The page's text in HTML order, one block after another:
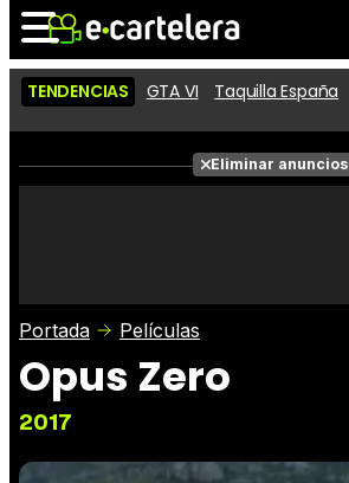
Noticias Cartelera
Críticas
TENDENCIAS GTA VI Taquilla España
Eliminar anuncios
Portada Películas
Opus Zero
2017